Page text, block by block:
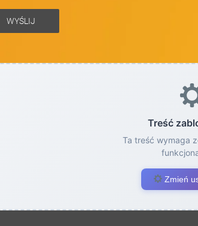
WYŚLIJ
Treść
Ta treść wymaga
Zmień